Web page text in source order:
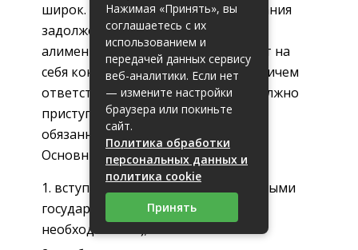
широк. В рамках процедуры взыскания
задолженностей, в том числе по
алиментам, сотрудники ФССП берут на
себя контролирующие функции. Причем
ответственное лицо из их числа должно
приступить к выполнению своих
обязанностей в течение 8 недель.
Основные функции приставов:
вступать во взаимодействие с иными
государственными органами (при
необходимости);
Нажимая «Принять», вы
соглашаетесь с их
использованием и
передачей данных сервису
веб-аналитики. Если нет
— измените настройки
браузера или покиньте
сайт.
Политика обработки
персональных данных и
политика cookie
Принять